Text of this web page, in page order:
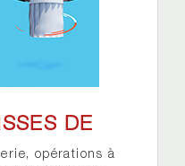
DE
opérations à